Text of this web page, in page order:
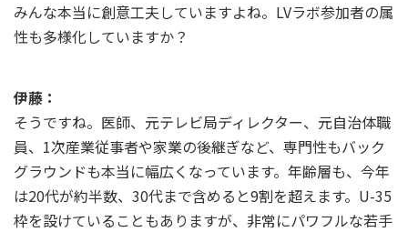
みんな本当に創意工夫していますよね。LVラボ参加者の属
性も多様化していますか？
伊藤：
そうですね。医師、元テレビ局ディレクター、元自治体職
員、1次産業従事者や家業の後継ぎなど、専門性もバック
グラウンドも本当に幅広くなっています。年齢層も、今年
は20代が約半数、30代まで含めると9割を超えます。U-35
枠を設けていることもありますが、非常にパワフルな若手